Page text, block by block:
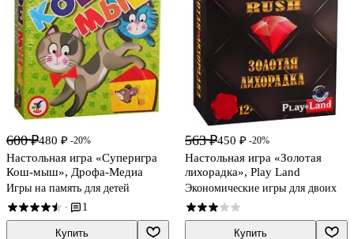
600 ₽480 ₽ -20%
Настольная игра «Суперигра
Кош-мыш», Дрофа-Медиа
Игры на память для детей
· 1
Купить
563 ₽450 ₽ -20%
Настольная игра «Золотая
лихорадка», Play Land
Экономические игры для двоих
Купить